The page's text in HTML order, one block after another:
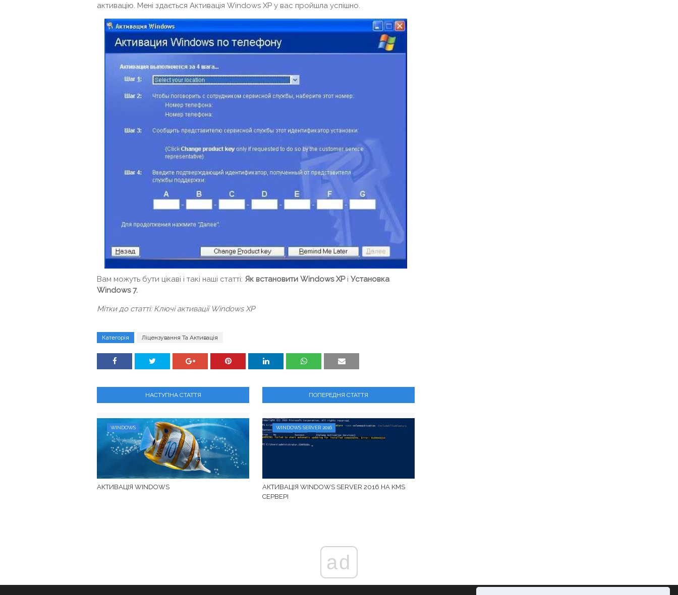
активацію. Мені здається Активація Windows XP у вас пройшла успішно.
Вам можуть бути цікаві і такі наші статті: Як встановити Windows XPі Установка
Windows 7.
Мітки до статті: Ключі активації Windows XP
Категорія Ліцензування Та Активація
НАСТУПНА СТАТТЯ
WINDOWS
АКТИВАЦІЯ WINDOWS
ПОПЕРЕДНЯ СТАТТЯ
WINDOWS SERVER 2016
АКТИВАЦІЯ WINDOWS SERVER 2016 НА KMS
СЕРВЕРІ
ad